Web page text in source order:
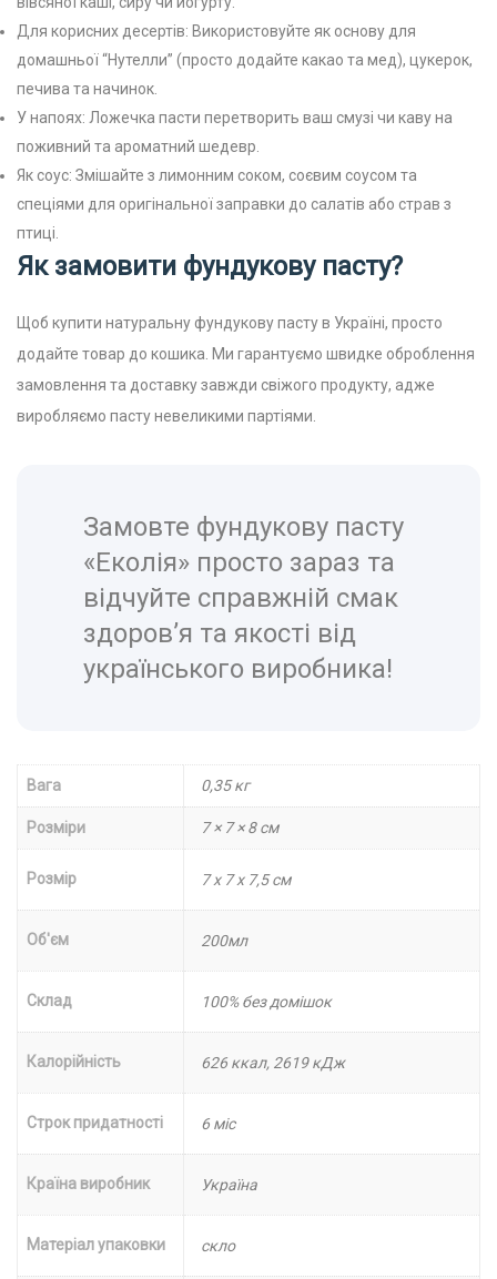
Для корисних десертів: Використовуйте як основу для
домашньої “Нутелли” (просто додайте какао та мед), цукерок,
печива та начинок.
У напоях: Ложечка пасти перетворить ваш смузі чи каву на
поживний та ароматний шедевр.
Як соус: Змішайте з лимонним соком, соєвим соусом та
спеціями для оригінальної заправки до салатів або страв з
птиці.
Як замовити фундукову пасту?
Щоб купити натуральну фундукову пасту в Україні, просто
додайте товар до кошика. Ми гарантуємо швидке оброблення
замовлення та доставку завжди свіжого продукту, адже
виробляємо пасту невеликими партіями.
Замовте фундукову пасту
«Еколія» просто зараз та
відчуйте справжній смак
здоров’я та якості від
українського виробника!
Вага 0,35 кг
Розміри 7 × 7 × 8 см
Розмір 7 х 7 х 7,5 см
Об'єм 200мл
Склад 100% без домішок
Калорійність 626 ккал, 2619 кДж
Строк придатності 6 міс
Країна виробник Україна
Матеріал упаковки скло